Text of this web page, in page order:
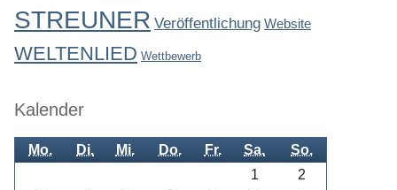
STREUNER Veröffentlichung Website
WELTENLIED Wettbewerb
Kalender
Mo. Di. Mi. Do. Fr. Sa. So.
1
2